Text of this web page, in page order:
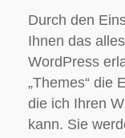
Durch den
Ihnen das
WordPress
„Themes“ die
die ich Ihren
kann. Sie